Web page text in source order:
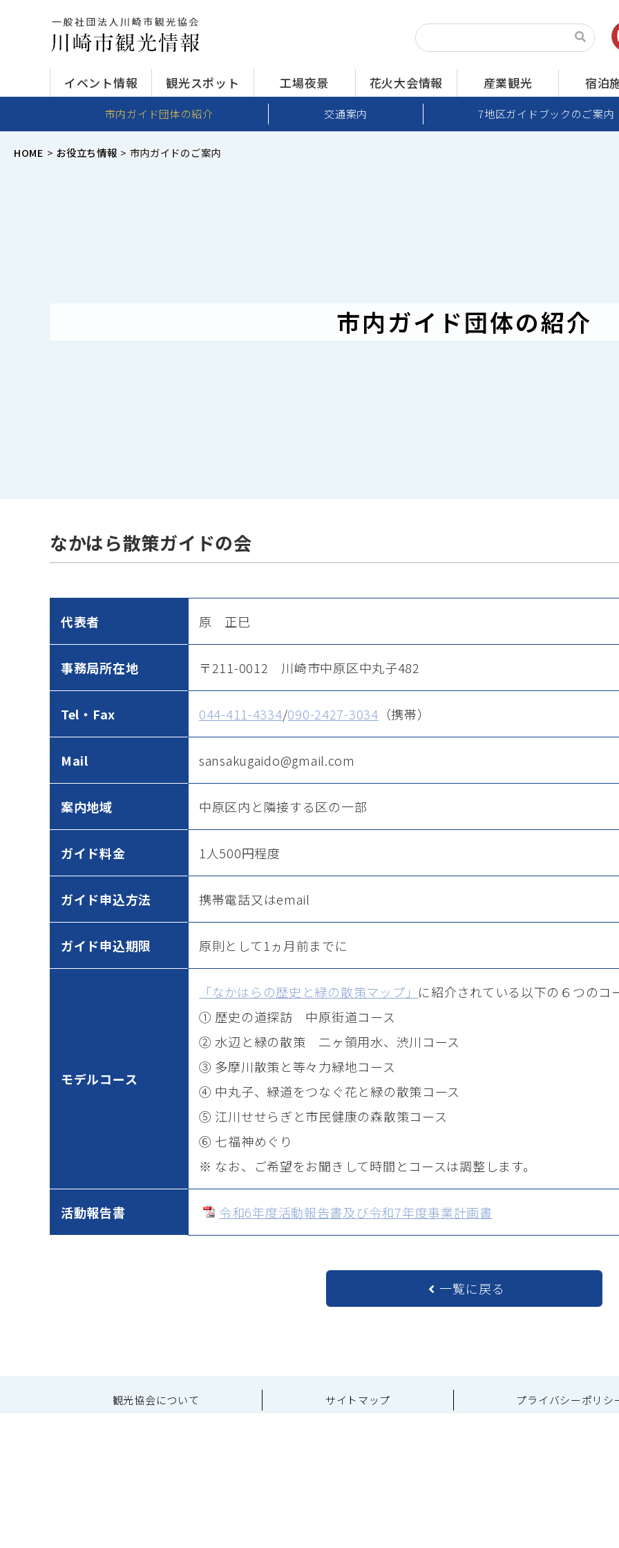
イベント情報 観光スポット 工場夜景 花火大会情報 産業観光 宿泊
市内ガイド団体の紹介 交通案内 7地区ガイドブックのご案内
HOME お役立ち情報 市内ガイドのご案内
市内ガイド団体の紹介
なかはら散策ガイドの会
代表者 原 正巳
事務局所在地 〒211-0012 川崎市中原区中丸子482
Tel・Fax 044-411-4334/090-2427-3034 （携帯）
Mail sansakugaido@gmail.com
案内地域 中原区内と隣接する区の一部
ガイド料金 1人500円程度
ガイド申込方法 携帯電話又はemail
ガイド申込期限 原則として1ヵ月前までに
モデルコース
「なかはらの歴史と緑の散策マップ」 に紹介されている以下の６つのコ
① 歴史の道探訪 中原街道コース
② 水辺と緑の散策 二ヶ領用水、渋川コース
③ 多摩川散策と等々力緑地コース
④ 中丸子、緑道をつなぐ花と緑の散策コース
⑤ 江川せせらぎと市民健康の森散策コース
⑥ 七福神めぐり
※ なお、ご希望をお聞きして時間とコースは調整します。
活動報告書 令和6年度活動報告書及び令和7年度事業計画書
一覧に戻る
観光協会について サイトマップ プライバシーポリシ